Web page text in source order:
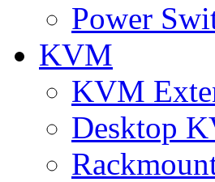
Power
KVM
KVM
Desktop